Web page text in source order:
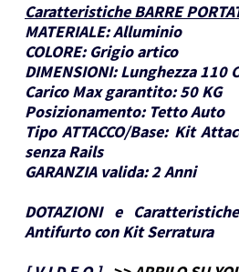
Caratteristiche BARRE
MATERIALE:Alluminio
COLORE: Grigio artico
DIMENSIONI: Lunghezza 110
Carico Max garantito: 50 KG
Posizionamento: Tetto Auto
Tipo ATTACCO/Base: Kit
senza Rails
GARANZIA valida:2 Anni
DOTAZIONI e
Antifurto con Kit Serratura